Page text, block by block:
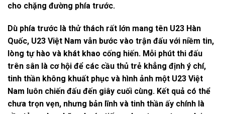
cho chặng đường phía trước.
Dù phía trước là thử thách rất lớn mang tên U23 Hàn
Quốc, U23 Việt Nam vẫn bước vào trận đấu với niềm tin,
lòng tự hào và khát khao cống hiến. Mỗi phút thi đấu
trên sân là cơ hội để các cầu thủ trẻ khẳng định ý chí,
tinh thần không khuất phục và hình ảnh một U23 Việt
Nam luôn chiến đấu đến giây cuối cùng. Kết quả có thể
chưa trọn vẹn, nhưng bản lĩnh và tinh thần ấy chính là